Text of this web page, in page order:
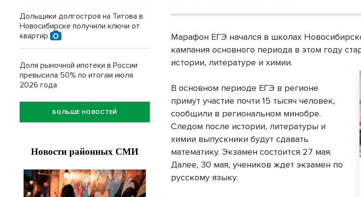
Марафон ЕГЭ начался в школах
кампания основного периода в этом году
истории, литературе и химии.
В основном периоде ЕГЭ в регионе
примут участие почти 15 тысяч человек,
сообщили в региональном минобре.
Следом после истории, литературы и
химии выпускники будут сдавать
математику. Экзамен состоится 27 мая.
Далее, 30 мая, учеников ждет экзамен по
русскому языку.
Дольщики долгостроя на Титова в
Новосибирске получили ключи от
квартир
Доля рыночной ипотеки в России
превысила 50% по итогам июля
2026 года
БОЛЬШЕ НОВОСТЕЙ